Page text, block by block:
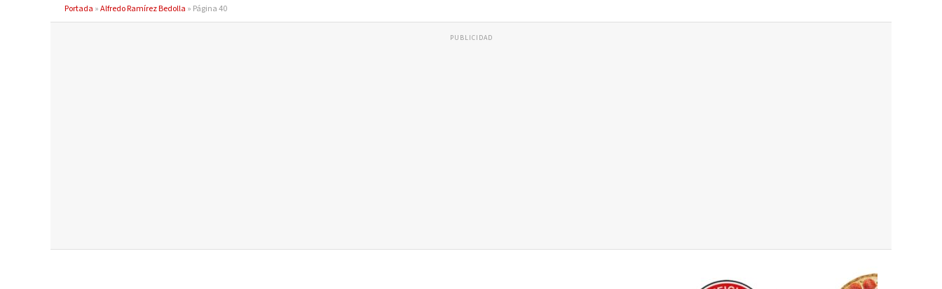
Portada »Alfredo Ramírez Bedolla » Página 40
PUBLICIDAD